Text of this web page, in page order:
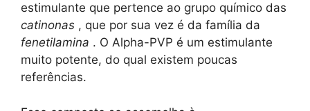
estimulante que pertence ao grupo químico das
catinonas , que por sua vez é da família da
fenetilamina . O Alpha-PVP é um estimulante
muito potente, do qual existem poucas
referências.